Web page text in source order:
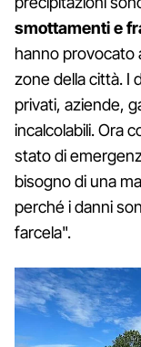
smottamenti e
hanno provocato
zone della città. I
privati, aziende,
incalcolabili. Ora
stato di
bisogno di una
perché i danni
farcela".